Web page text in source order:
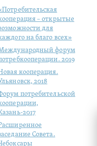
– открытые
для
на благо всех»
форум
2019
кооперация.
2018
потребительской
2017
Совета.